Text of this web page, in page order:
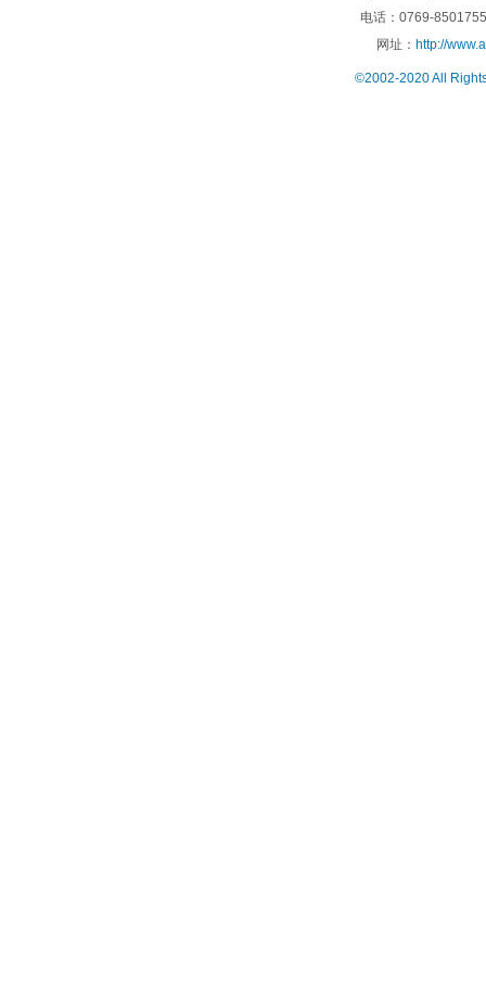
电话：0769-
网址： http://
©2002-2020 All